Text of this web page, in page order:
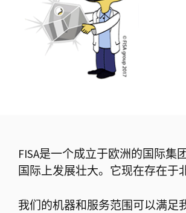
FISA是一个成立于欧洲的国际集
国际上发展壮大。它现在存在于
我们的机器和服务范围可以满足